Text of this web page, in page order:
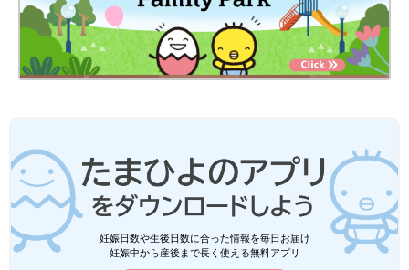
妊娠日数や生後日数に合った情報を毎日お届け
妊娠中から産後まで長く使える無料アプリ